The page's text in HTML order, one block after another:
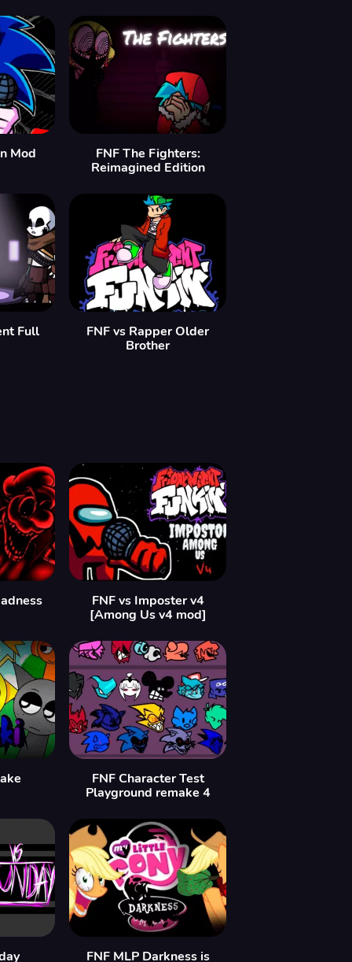
Mod
FNF The Fighters:
Reimagined Edition
Full
FNF vs Rapper Older
Brother
FNF vs Imposter v4
[Among Us v4 mod]
FNF Character Test
Playground remake 4
FNF MLP Darkness is